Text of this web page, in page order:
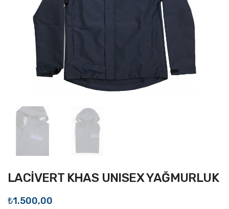
LACİVERT KHAS UNISEX YAĞMURLUK
₺1.500,00